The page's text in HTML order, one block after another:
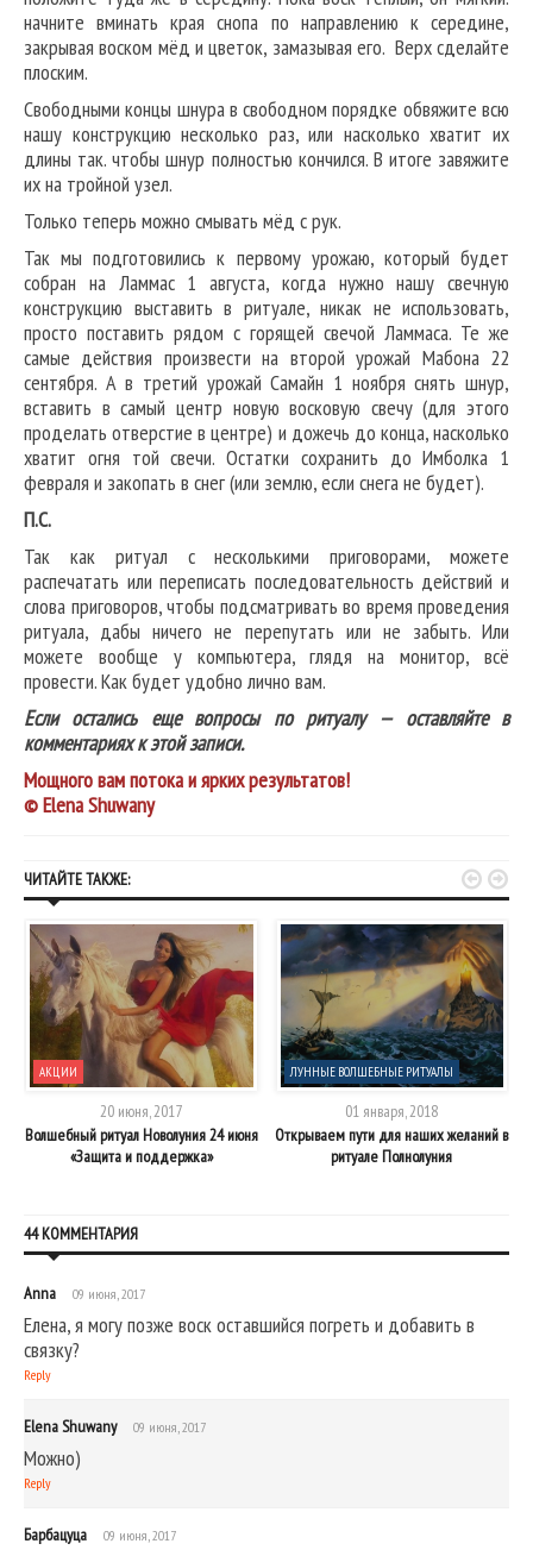
начните вминать края снопа по направлению к середине,
закрывая воском мёд и цветок, замазывая его. Верх сделайте
плоским.
Свободными концы шнура в свободном порядке обвяжите всю
нашу конструкцию несколько раз, или насколько хватит их
длины так. чтобы шнур полностью кончился. В итоге завяжите
их на тройной узел.
Только теперь можно смывать мёд с рук.
Так мы подготовились к первому урожаю, который будет
собран на Ламмас 1 августа, когда нужно нашу свечную
конструкцию выставить в ритуале, никак не использовать,
просто поставить рядом с горящей свечой Ламмаса. Те же
самые действия произвести на второй урожай Мабона 22
сентября. А в третий урожай Самайн 1 ноября снять шнур,
вставить в самый центр новую восковую свечу (для этого
проделать отверстие в центре) и дожечь до конца, насколько
хватит огня той свечи. Остатки сохранить до Имболка 1
февраля и закопать в снег (или землю, если снега не будет).
П.С.
Так как ритуал с несколькими приговорами, можете
распечатать или переписать последовательность действий и
слова приговоров, чтобы подсматривать во время проведения
ритуала, дабы ничего не перепутать или не забыть. Или
можете вообще у компьютера, глядя на монитор, всё
провести. Как будет удобно лично вам.
Если остались еще вопросы по ритуалу — оставляйте в
комментариях к этой записи.
Мощного вам потока и ярких результатов!
© Elena Shuwany
ЧИТАЙТЕ ТАКЖЕ:
АКЦИИ
20 июня, 2017
Волшебный ритуал Новолуния 24 июня
«Защита и поддержка»
ЛУННЫЕ ВОЛШЕБНЫЕ РИТУАЛЫ
01 января, 2018
Открываем пути для наших желаний в
ритуале Полнолуния
 
44 КОММЕНТАРИЯ
Anna 09 июня, 2017
Елена, я могу позже воск оставшийся погреть и добавить в
связку?
Reply
Elena Shuwany 09 июня, 2017
Можно)
Reply
Барбацуца 09 июня, 2017